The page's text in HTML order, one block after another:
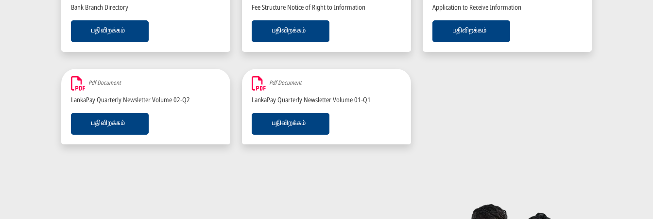
Bank Branch Directory
பதிவிறக்கம்
Fee Structure Notice of Right to Information
பதிவிறக்கம்
Application to Receive Information
பதிவிறக்கம்
Pdf Document
LankaPay Quarterly Newsletter Volume 02-Q2
பதிவிறக்கம்
Pdf Document
LankaPay Quarterly Newsletter Volume 01-Q1
பதிவிறக்கம்